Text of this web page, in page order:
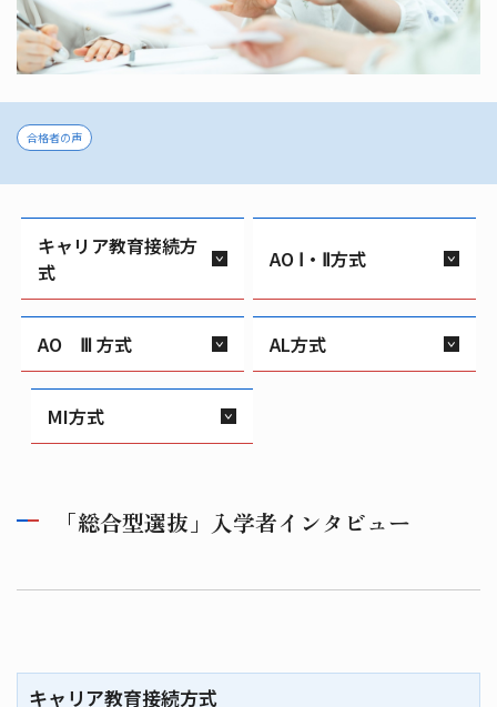
合格者の声
キャリア教育接続方
式
AO Ⅰ・Ⅱ方式
AO Ⅲ 方式 AL方式
MI方式
「総合型選抜」入学者インタビュー
キャリア教育接続方式